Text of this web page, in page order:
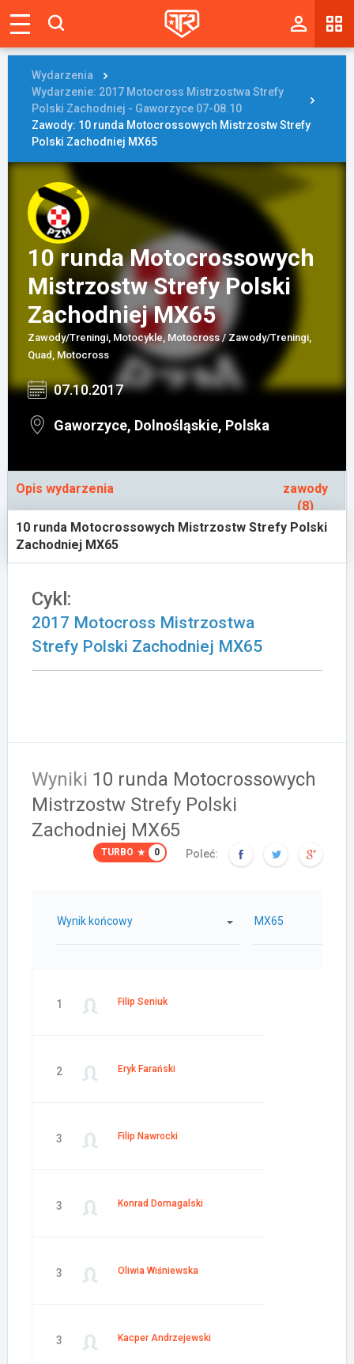
Tablica
Wyniki
Blogi
Galerie
Wydarzenia
Giełda
Ranking
Zaloguj się
Załóż konto
Wydarzenia
Wydarzenie: 2017 Motocross Mistrzostwa Strefy
Polski Zachodniej - Gaworzyce 07-08.10
Zawody: 10 runda Motocrossowych Mistrzostw Strefy
Polski Zachodniej MX65
10 runda Motocrossowych
Mistrzostw Strefy Polski
Zachodniej MX65
Zawody/Treningi, Motocykle, Motocross / Zawody/Treningi,
Quad, Motocross
07.10.2017
Gaworzyce, Dolnośląskie, Polska
Opis wydarzenia
zawody
(8)
10 runda Motocrossowych Mistrzostw Strefy Polski
Zachodniej MX65
Cykl:
2017 Motocross Mistrzostwa
Strefy Polski Zachodniej MX65
Wyniki 10 runda Motocrossowych
Mistrzostw Strefy Polski
Zachodniej MX65
TURBO 0 Poleć:
Wynik końcowy MX65
1 Filip Seniuk
2 Eryk Farański
3 Filip Nawrocki
3 Konrad Domagalski
3 Oliwia Wiśniewska
3 Kacper Andrzejewski